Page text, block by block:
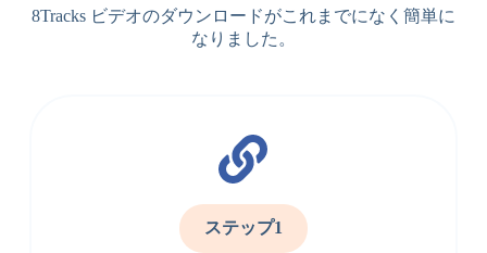
8Tracks ビデオのダウンロードがこれまでになく簡単に
なりました。
ステップ1